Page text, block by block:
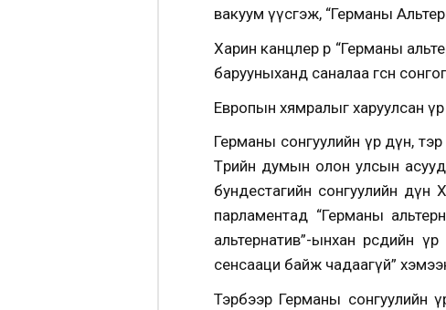
вакуум үүсгэж, “Германы
Харин канцлер өөрөө “Германы
барууныханд саналаа өгсөн
Европын хямралыг харуулсан
Германы сонгуулийн үр дүн,
Төрийн думын олон улсын
бундестагийн сонгуулийн
парламентад “Германы
альтернатив”-ынхан өөрсдийн
сенсааци байж чадаагүй”
Тэрбээр Германы сонгуулийн